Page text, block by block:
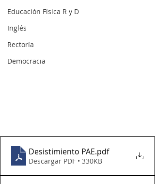
Educación Física R y D
Inglés
Rectoría
Democracia
Desistimiento PAE.pdf
Descargar PDF • 330KB